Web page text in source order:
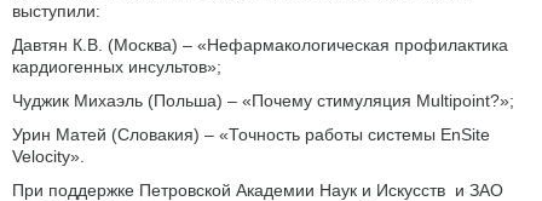
выступили:
Давтян К.В. (Москва) – «Нефармакологическая профилактика
кардиогенных инсультов»;
Чуджик Михаэль (Польша) – «Почему стимуляция Multipoint?»;
Урин Матей (Словакия) – «Точность работы системы EnSite
Velocity».
При поддержке Петровской Академии Наук и Искусств и ЗАО